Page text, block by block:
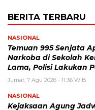
BERITA TERBARU
NASIONAL
Temuan 995 Senjata
Narkoba di Sekolah
Lama, Polisi Lakukan
Jumat, 7 Agu 2026 - 11:36 WIB
NASIONAL
Kejaksaan Agung